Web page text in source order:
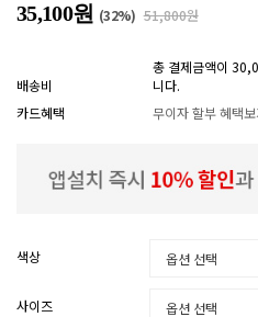
35,100원 (32%) 51,800원
배송비
총 결제금액이
니다.
카드혜택
무이자 할부 혜택
색상
사이즈